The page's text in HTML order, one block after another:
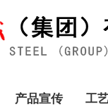
产品宣传 工